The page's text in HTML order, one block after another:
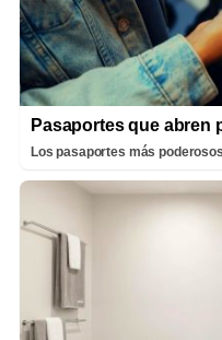
Pasaportes que abren
Los pasaportes más